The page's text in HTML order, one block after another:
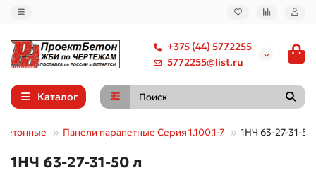
+375 (44) 5772255
5772255@list.ru
Каталог
Панели парапетные Серия 1.100.1-7 1НЧ 63-27-31-50
1НЧ 63-27-31-50 л